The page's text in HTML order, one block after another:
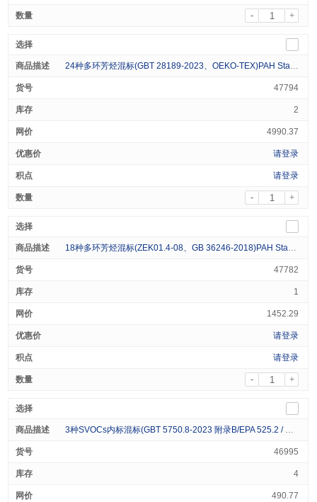
- +
24种多环芳烃混标(GBT 28189-2023、OEKO-TEX)PAH Standard (24 Analytes) 500ug/ml in Dichloromethane 1mL
47794
2
4990.37
请登录
请登录
- +
18种多环芳烃混标(ZEK01.4-08、GB 36246-2018)PAH Standard (18 Analytes) 1000ug/ml in Dichloromethane 1mL
47782
1
1452.29
请登录
请登录
- +
3种SVOCs内标混标(GBT 5750.8-2023 附录B/EPA 525.2 / HJ 867-2017 / HJ 900-2012 / HJ 902-2017)Custom Mixed SVOCs Interal Standard (3 Analytes) 500ug/mL in Acetone 1mL
46995
4
490.77